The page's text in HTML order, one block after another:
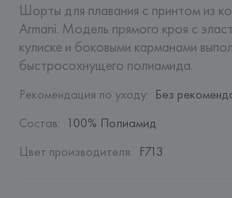
Шорты для плавания с принтом из
Armani. Модель прямого кроя с
кулиске и боковыми карманами
быстросохнущего полиамида.
Рекомендация по уходу: Без
Состав: 100% Полиамид
Цвет производителя: F713